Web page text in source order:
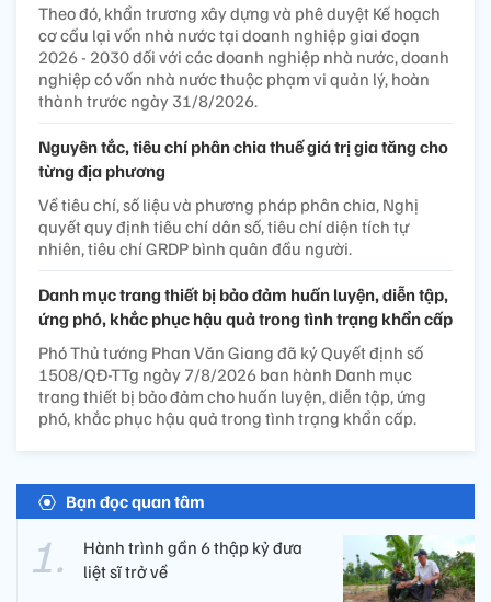
Theo đó, khẩn trương xây dựng và phê duyệt Kế hoạch
cơ cấu lại vốn nhà nước tại doanh nghiệp giai đoạn
2026 - 2030 đối với các doanh nghiệp nhà nước, doanh
nghiệp có vốn nhà nước thuộc phạm vi quản lý, hoàn
thành trước ngày 31/8/2026.
Nguyên tắc, tiêu chí phân chia thuế giá trị gia tăng cho
từng địa phương
Về tiêu chí, số liệu và phương pháp phân chia, Nghị
quyết quy định tiêu chí dân số, tiêu chí diện tích tự
nhiên, tiêu chí GRDP bình quân đầu người.
Danh mục trang thiết bị bảo đảm huấn luyện, diễn tập,
ứng phó, khắc phục hậu quả trong tình trạng khẩn cấp
Phó Thủ tướng Phan Văn Giang đã ký Quyết định số
1508/QĐ-TTg ngày 7/8/2026 ban hành Danh mục
trang thiết bị bảo đảm cho huấn luyện, diễn tập, ứng
phó, khắc phục hậu quả trong tình trạng khẩn cấp.
Bạn đọc quan tâm
Hành trình gần 6 thập kỷ đưa
liệt sĩ trở về